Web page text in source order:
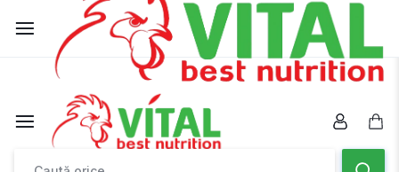
Reduceri de sezon – Descoperă ofertele!‎ ‎ Comanda
MAGAZINUL
COMPLET